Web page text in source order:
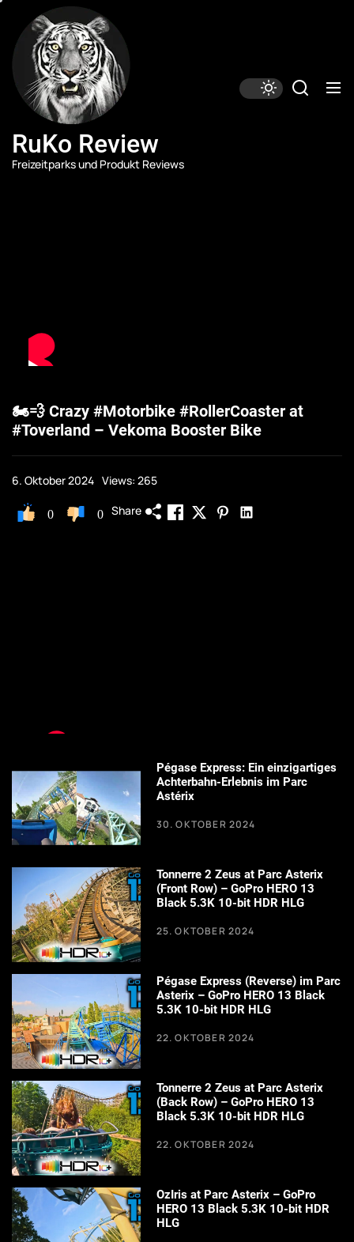
the
content
RuKo Review
Freizeitparks und Produkt Reviews
🏍️💨 Crazy #Motorbike #RollerCoaster at
#Toverland – Vekoma Booster Bike
6. Oktober 2024 Views: 265
0 0 Share
Pégase Express: Ein einzigartiges
Achterbahn-Erlebnis im Parc
Astérix
30. OKTOBER 2024
Tonnerre 2 Zeus at Parc Asterix
(Front Row) – GoPro HERO 13
Black 5.3K 10-bit HDR HLG
25. OKTOBER 2024
Pégase Express (Reverse) im Parc
Asterix – GoPro HERO 13 Black
5.3K 10-bit HDR HLG
22. OKTOBER 2024
Tonnerre 2 Zeus at Parc Asterix
(Back Row) – GoPro HERO 13
Black 5.3K 10-bit HDR HLG
22. OKTOBER 2024
OzIris at Parc Asterix – GoPro
HERO 13 Black 5.3K 10-bit HDR
HLG